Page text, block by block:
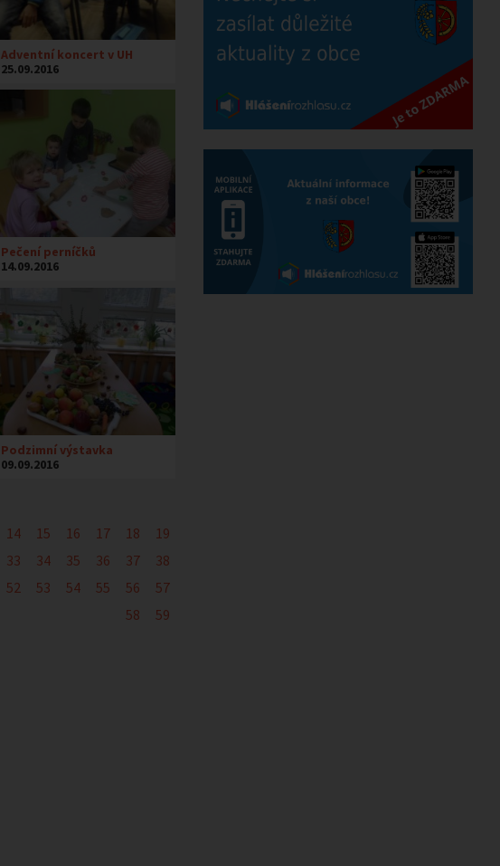
Adventní koncert v UH
25.09.2016
Pečení perníčků
14.09.2016
Podzimní výstavka
09.09.2016
14 15 16 17 18
19
33 34 35 36 37
38
52 53 54 55 56
57
58
59